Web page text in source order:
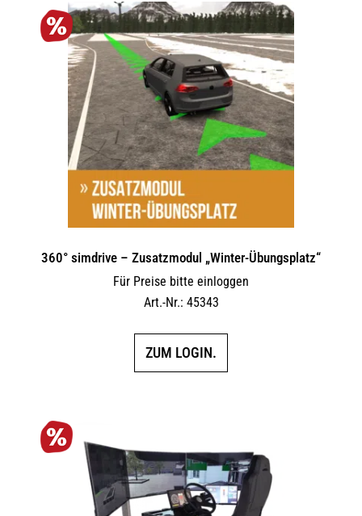
360° simdrive – Zusatzmodul „Winter-Übungsplatz“
Für Preise bitte einloggen
Art.-Nr.: 45343
ZUM LOGIN.